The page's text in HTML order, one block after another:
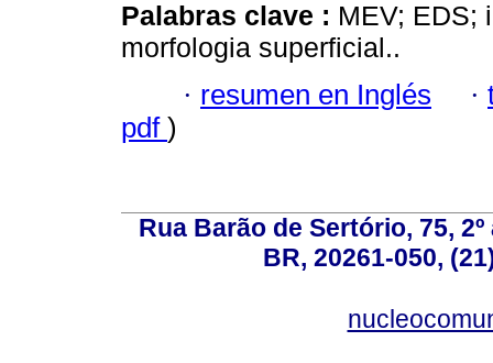
Palabras clave : MEV; EDS;
morfologia superficial..
· resumen en Inglés ·
pdf )
Rua Barão de Sertório, 75,
BR, 20261-050,